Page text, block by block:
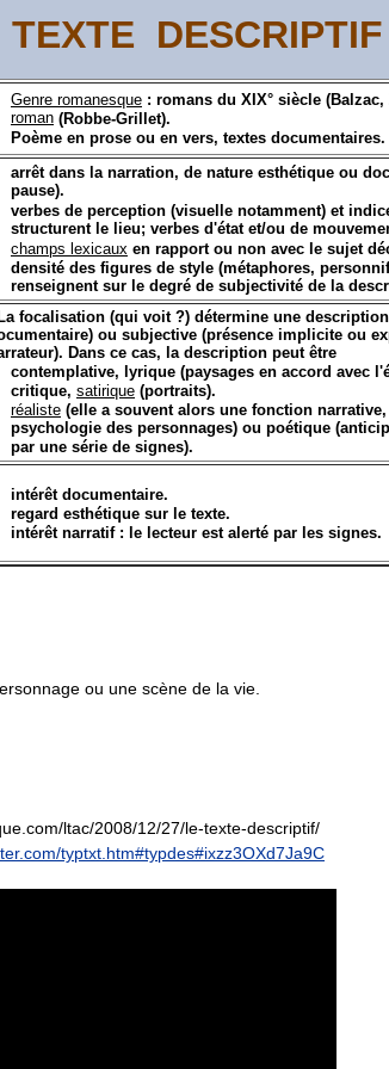
TEXTE
Genre romanesque : romans du XIX° siècle (Balzac,
roman (Robbe-Grillet).
Poème en prose ou en vers, textes documentaires.
arrêt dans la narration, de nature esthétique ou
pause).
verbes de perception (visuelle notamment) et
structurent le lieu; verbes d'état et/ou de
champs lexicaux en rapport ou non avec le sujet
densité des figures de style (métaphores,
renseignent sur le degré de subjectivité de la
focalisation (qui voit ?) détermine une
ou subjective (présence implicite ou
Dans ce cas, la description peut être
contemplative, lyrique (paysages en accord avec
critique, satirique (portraits).
réaliste (elle a souvent alors une fonction
psychologie des personnages) ou poétique
par une série de signes).
intérêt documentaire.
regard esthétique sur le texte.
intérêt narratif : le lecteur est alerté par les signes.
ou une scène de la vie.
ltac/2008/12/27/le-texte-descriptif/
typtxt.htm#typdes#ixzz3OXd7Ja9C